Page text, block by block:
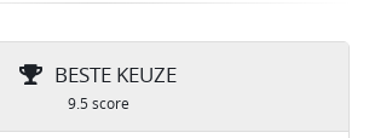
BESTE KEUZE
9.5 score